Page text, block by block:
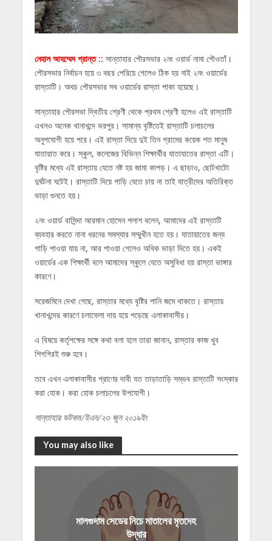
নেহাল আহম্মেদ প্রান্ত :: সান্তাহার পৌরসভার ২নং ওয়ার্ড নামা পৌওতাঁ।
পৌরসভার নির্বাচন হয়ে ৩ বছর পেরিয়ে গেলেও ঠিক হয় নাই ২নং ওয়ার্ডের
রাস্তাটি। অথচ পৌরসভার সব ওয়ার্ডের রাস্তা পাকা হয়েছে।
সান্তাহার পৌরসভা দ্বিতীয় শ্রেণী থেকে প্রথম শ্রেণী হলেও এই রাস্তাটি
এখনও অনেক খানাখন্দে ভরপুর। সামান্য বৃষ্টিতেই রাস্তাটি চলাচলের
অনুপযোগী হয়ে পরে। এই রাস্তা দিয়ে দুই তিন গ্রামের কয়েক শত মানুষ
যাতায়াত করে। স্কুল, কলেজের বিভিন্ন শিক্ষার্থীর যাতাযাতের রাস্তা এটি।
বৃষ্টির মধ্যে এই রাস্তায় যেতে নষ্ট হয় জামা কাপড়। এ ছাড়াও, ছোটখাটো
দুর্ঘটনা ঘটেই। রাস্তাটি দিয়ে গাড়ি যেতে চায় না তাই যাত্রীদের অতিরিক্ত
ভাড়া গুনতে হয়।
২নং ওয়ার্ড বাসিন্দা আরমান হোসেন পলাশ বলেন, আমাদের এই রাস্তাটি
ব্যবহার করতে নানা ধরনের সমস্যার সম্মুখীন হতে হয়। যাতায়াতের জন্য
গাড়ি পাওয়া যায় না, আর পাওয়া গেলেও অধিক ভাড়া দিতে হয়। একই
ওয়ার্ডের এক শিক্ষার্থী বলে আমাদের স্কুলে যেতে অসুবিধা হয় রাস্তা ভাঙ্গার
কারণে।
সরেজমিনে দেখা গেছে, রাস্তার মধ্যে বৃষ্টির পানি জমে থাকতে। রাস্তায়
খানাখন্দের কারণে চলাফেলা দায় হয়ে পড়েছে এলাকাবাসীর।
এ বিষয়ে কর্তৃপক্ষের সঙ্গে কথা বলা হলে তারা জানান, রাস্তার কাজ খুব
শিগগিরই শুরু হবে।
তবে এখন এলাকাবাসীর প্রাণের দাবী যত তাড়াতাড়ি সম্ভব রাস্তাটি সংস্কার
করা হোক। করা হোক চলাচলের উপযোগী।
সান্তাহার ডটকম/ইএন/২৩ জুন ২০১৯ইং
You may also like
মালগুদাম সেডের নিচে মাতালের মৃতদেহ
উদ্ধার